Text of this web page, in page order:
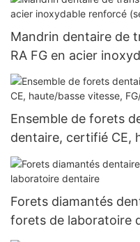
précieuses, tête de
Mandrin dentaire de
RA FG en acier
l'aiguille)
Ensemble de forets
dentaire, certifié CE,
Forets diamantés
forets de laboratoire